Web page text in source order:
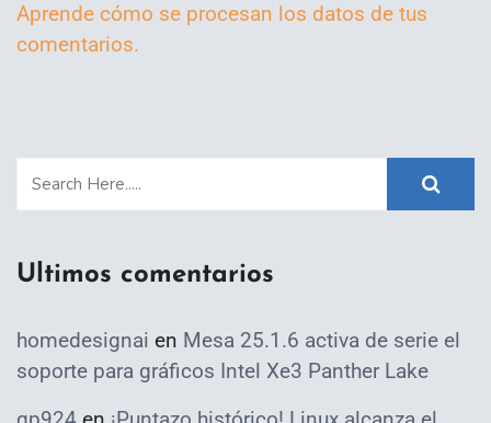
Aprende cómo se procesan los datos de tus
comentarios.
Ultimos comentarios
homedesignai en Mesa 25.1.6 activa de serie el
soporte para gráficos Intel Xe3 Panther Lake